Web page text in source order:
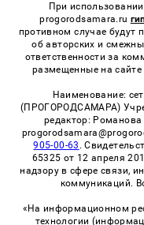
При
progorodsamara.ru
противном случае будут
об авторских и
ответственности за
размещенные на сайте
Наименование:
(ПРОГОРОДСАМАРА)
редактор:
905-00-63 .
65325 от 12 апреля
надзору в сфере связи,
коммуникаций.
«На информационном
технологии